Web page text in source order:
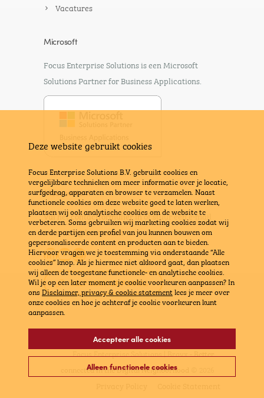
Vacatures
Microsoft
Focus Enterprise Solutions is een Microsoft
Solutions Partner for Business Applications.
Meer weten?
Vul het contactformulier inof stuur een e-mail
naarinfo@bravx.com
LinkedIn
YouTube
E-mail
SELF SERVICE PORTAL
Focus Enterprise Solutions | Bravx -Better
connected in the Digital Neighborhood
Deze website gebruikt cookies
Focus Enterprise Solutions B.V. gebruikt cookies en
vergelijkbare technieken om meer informatie over je locatie,
surfgedrag, apparaten en browser te verzamelen. Naast
functionele cookies om deze website goed te laten werken,
plaatsen wij ook analytische cookies om de website te
verbeteren. Soms gebruiken wij marketing cookies zodat wij
en derde partijen een profiel van jou kunnen bouwen om
gepersonaliseerde content en producten aan te bieden.
Hiervoor vragen we je toestemming via onderstaande “Alle
cookies” knop. Als je hiermee niet akkoord gaat, dan plaatsen
wij alleen de toegestane functionele- en analytische cookies.
Wil je op een later moment je cookie voorkeuren aanpassen? In
ons Disclaimer, privacy & cookie statementlees je meer over
onze cookies en hoe je achteraf je cookie voorkeuren kunt
aanpassen.
Accepteer alle cookies
Alleen functionele cookies